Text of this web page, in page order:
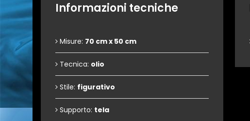
Informazioni tecniche
Misure: 70 cm x 50 cm
Tecnica: olio
Stile: figurativo
Supporto: tela